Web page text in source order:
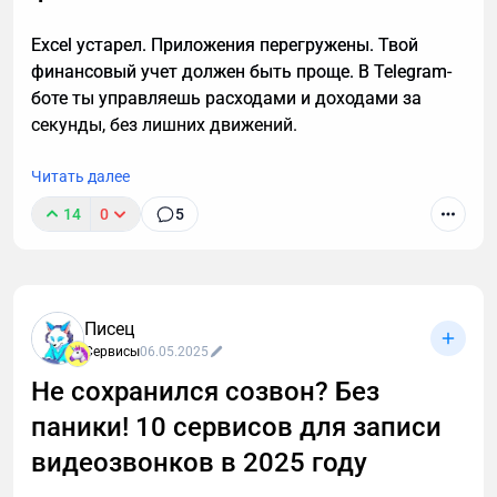
Excel устарел. Приложения перегружены. Твой
финансовый учет должен быть проще. В Telegram-
боте ты управляешь расходами и доходами за
секунды, без лишних движений.
Читать далее
14 0 5
Писец
Сервисы06.05.2025
Не сохранился созвон? Без
паники! 10 сервисов для записи
видеозвонков в 2025 году